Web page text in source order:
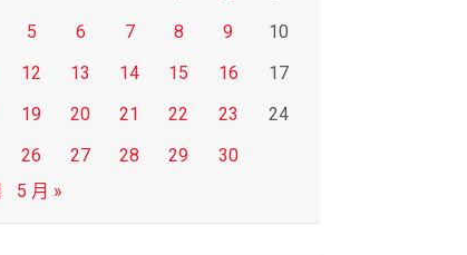
5 6 7 8 9
10
12 13 14 15 16
17
19 20 21 22 23
24
26 27 28 29
30
5 月 »